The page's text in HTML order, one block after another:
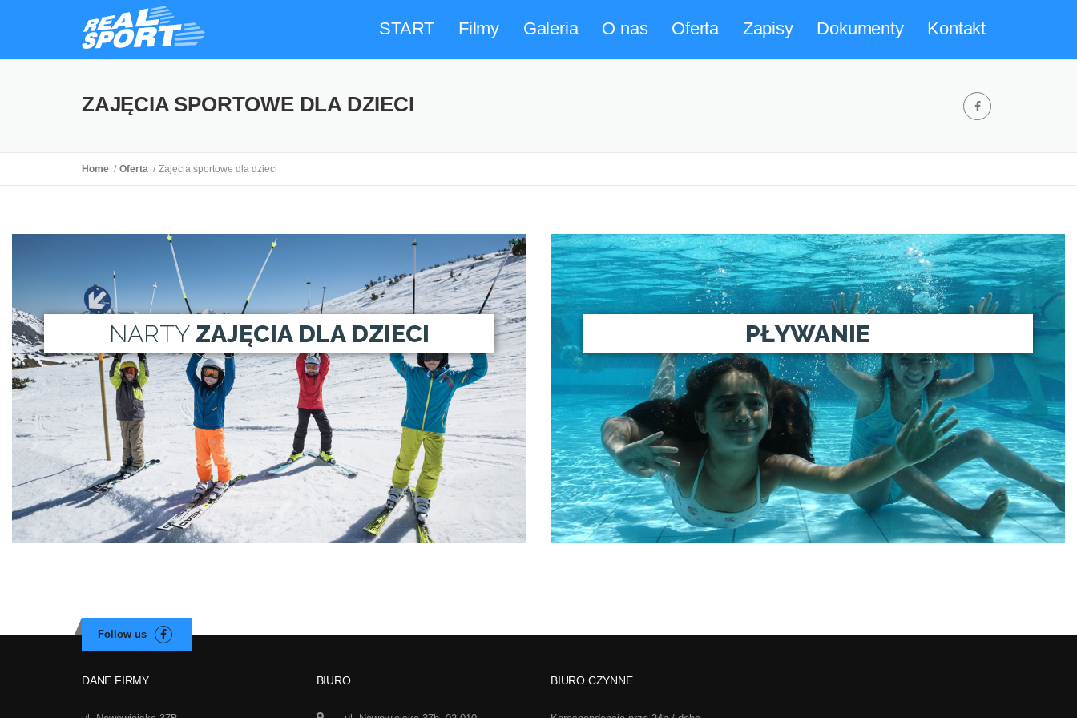
START Filmy Galeria O nas Oferta Zapisy Dokumenty Kontakt
ZAJĘCIA SPORTOWE DLA DZIECI
Home Oferta Zajęcia sportowe dla dzieci
NARTY ZAJĘCIA DLA DZIECI PŁYWANIE
DANE FIRMY BIURO BIURO CZYNNE